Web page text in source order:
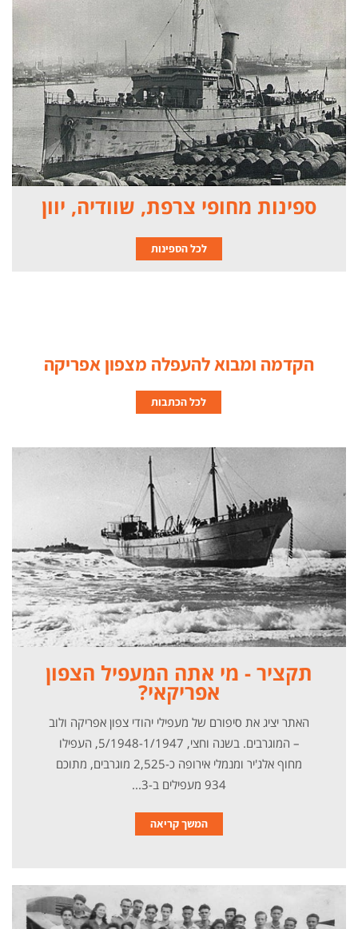
ספינות מחופי צרפת, שוודיה, יוון
לכל הספינות
הקדמה ומבוא להעפלה מצפון אפריקה
לכל הכתבות
תקציר - מי אתה המעפיל הצפון
אפריקאי?
האתר יציג את סיפורם של מעפילי יהודי צפון אפריקה ולוב
– המוגרבים. בשנה וחצי, 5/1948-1/1947, העפילו
מחוף אלג'יר ומנמלי אירופה כ-2,525 מוגרבים, מתוכם
934 מעפילים ב-3...
המשך קריאה